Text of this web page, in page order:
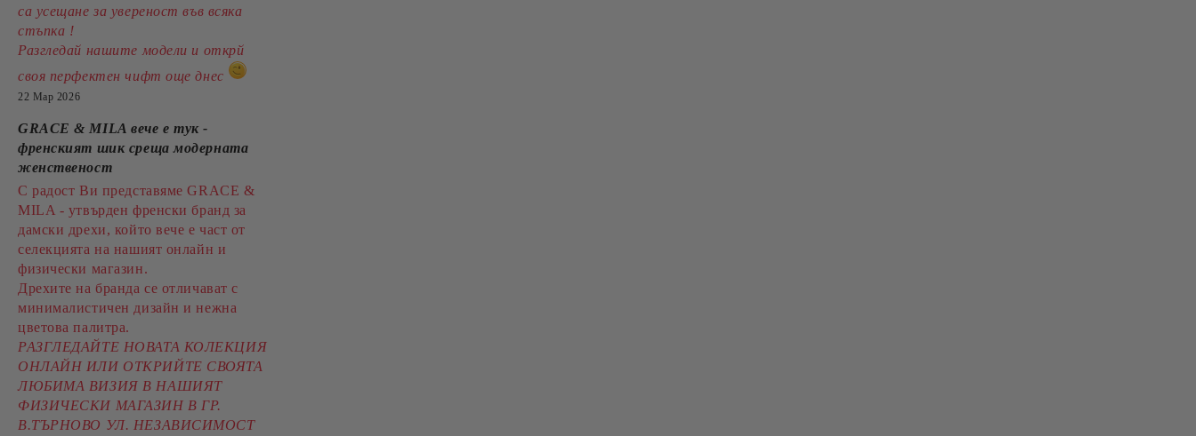
са усещане за увереност във всяка
стъпка !
Разгледай нашите модели и открй
своя перфектен чифт още днес
22 Мар 2026
GRACE & MILA вече е тук -
френският шик среща модерната
женственост
С радост Ви представяме GRACE &
MILA - утвърден френски бранд за
дамски дрехи, който вече е част от
селекцията на нашият онлайн и
физически магазин.
Дрехите на бранда се отличават с
минималистичен дизайн и нежна
цветова палитра.
РАЗГЛЕДАЙТЕ НОВАТА КОЛЕКЦИЯ
ОНЛАЙН ИЛИ ОТКРИЙТЕ СВОЯТА
ЛЮБИМА ВИЗИЯ В НАШИЯТ
ФИЗИЧЕСКИ МАГАЗИН В ГР.
В.ТЪРНОВО УЛ. НЕЗАВИСИМОСТ